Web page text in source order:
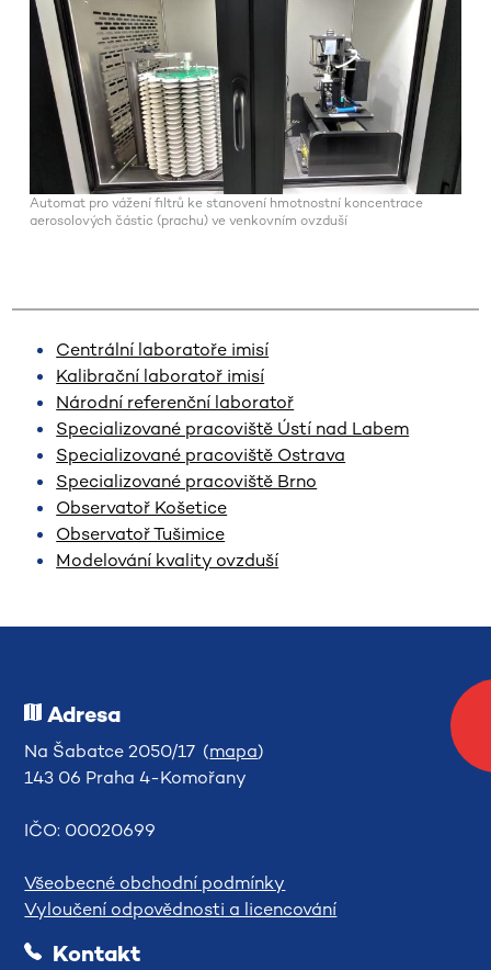
Automat pro vážení filtrů ke stanovení hmotnostní koncentrace
aerosolových částic (prachu) ve venkovním ovzduší
Centrální laboratoře imisí
Kalibrační laboratoř imisí
Národní referenční laboratoř
Specializované pracoviště Ústí nad Labem
Specializované pracoviště Ostrava
Specializované pracoviště Brno
Observatoř Košetice
Observatoř Tušimice
Modelování kvality ovzduší
Adresa
Na Šabatce 2050/17 (mapa)
143 06 Praha 4-Komořany
IČO: 00020699
Všeobecné obchodní podmínky
Vyloučení odpovědnosti a licencování
Kontakt